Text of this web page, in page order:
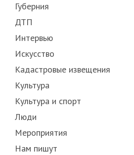
Губерния
ДТП
Интервью
Искусство
Кадастровые извещения
Культура
Культура и спорт
Люди
Мероприятия
Нам пишут